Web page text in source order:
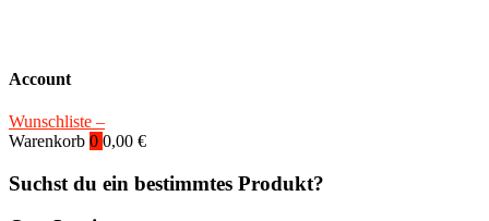
Account
Wunschliste –
Warenkorb 0 0,00 €
Suchst du ein bestimmtes Produkt?